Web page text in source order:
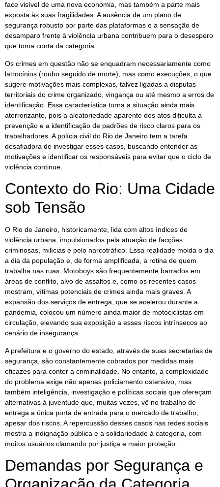
face visível de uma nova economia, mas também a parte mais
exposta às suas fragilidades. A ausência de um plano de
segurança robusto por parte das plataformas e a sensação de
desamparo frente à violência urbana contribuem para o desespero
que toma conta da categoria.
Os crimes em questão não se enquadram necessariamente como
latrocínios (roubo seguido de morte), mas como execuções, o que
sugere motivações mais complexas, talvez ligadas a disputas
territoriais do crime organizado, vingança ou até mesmo a erros de
identificação. Essa característica torna a situação ainda mais
aterrorizante, pois a aleatoriedade aparente dos atos dificulta a
prevenção e a identificação de padrões de risco claros para os
trabalhadores. A polícia civil do Rio de Janeiro tem a tarefa
desafiadora de investigar esses casos, buscando entender as
motivações e identificar os responsáveis para evitar que o ciclo de
violência continue.
Contexto do Rio: Uma Cidade
sob Tensão
O Rio de Janeiro, historicamente, lida com altos índices de
violência urbana, impulsionados pela atuação de facções
criminosas, milícias e pelo narcotráfico. Essa realidade molda o dia
a dia da população e, de forma amplificada, a rotina de quem
trabalha nas ruas. Motoboys são frequentemente barrados em
áreas de conflito, alvo de assaltos e, como os recentes casos
mostram, vítimas potenciais de crimes ainda mais graves. A
expansão dos serviços de entrega, que se acelerou durante a
pandemia, colocou um número ainda maior de motociclistas em
circulação, elevando sua exposição a esses riscos intrínsecos ao
cenário de insegurança.
A prefeitura e o governo do estado, através de suas secretarias de
segurança, são constantemente cobrados por medidas mais
eficazes para conter a criminalidade. No entanto, a complexidade
do problema exige não apenas policiamento ostensivo, mas
também inteligência, investigação e políticas sociais que ofereçam
alternativas à juventude que, muitas vezes, vê no trabalho de
entrega a única porta de entrada para o mercado de trabalho,
apesar dos riscos. A repercussão desses casos nas redes sociais
mostra a indignação pública e a solidariedade à categoria, com
muitos usuários clamando por justiça e maior proteção.
Demandas por Segurança e